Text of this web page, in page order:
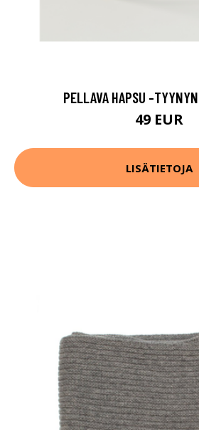
PELLAVA HAPSU -
49 EUR
LISÄTIETOJA